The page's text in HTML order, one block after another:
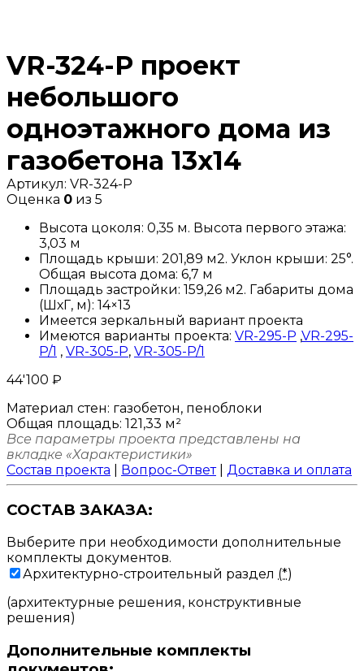
VR-324-P проект
небольшого
одноэтажного дома из
газобетона 13х14
Артикул: VR-324-P
Оценка 0 из 5
Высота цоколя: 0,35 м. Высота первого этажа:
3,03 м
Площадь крыши: 201,89 м2. Уклон крыши: 25°.
Общая высота дома: 6,7 м
Площадь застройки: 159,26 м2. Габариты дома
(ШхГ, м): 14×13
Имеется зеркальный вариант проекта
Имеются варианты проекта: VR-295-P ,VR-295-
P/1 , VR-305-P, VR-305-P/1
44'100 ₽
Материал стен: газобетон, пеноблоки
Общая площадь: 121,33 м²
Все параметры проекта представлены на
вкладке «Характеристики»
Состав проекта
Вопрос-Ответ| Доставка и оплата
СОСТАВ ЗАКАЗА:
Выберите при необходимости дополнительные
комплекты документов.
Архитектурно-строительный раздел (*)
(архитектурные решения, конструктивные
решения)
Дополнительные комплекты